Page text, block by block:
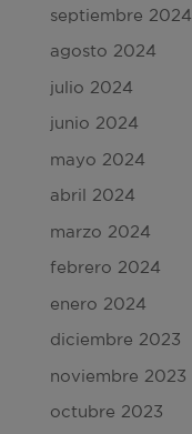
septiembre 2024
agosto 2024
julio 2024
junio 2024
mayo 2024
abril 2024
marzo 2024
febrero 2024
enero 2024
diciembre 2023
noviembre 2023
octubre 2023